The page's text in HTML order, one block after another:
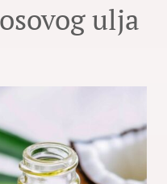
ulja